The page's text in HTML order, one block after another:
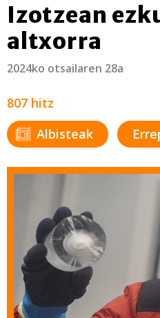
Izotzean
altxorra
2024ko otsailaren 28a
807 hitz
Albisteak